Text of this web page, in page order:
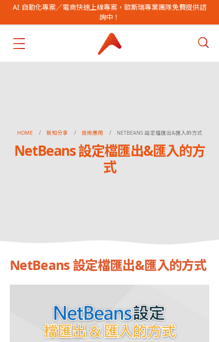
AI 自動化專案／電商快速上線專案，歐斯瑞專業團隊免費提供諮
詢中！
HOME 新知分享 技術應用 NETBEANS 設定檔匯出&匯入的方式
NetBeans 設定檔匯出&匯入的方
式
NetBeans 設定檔匯出&匯入的方式